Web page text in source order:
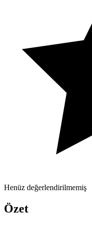
Henüz değerlendirilmemiş
Özet